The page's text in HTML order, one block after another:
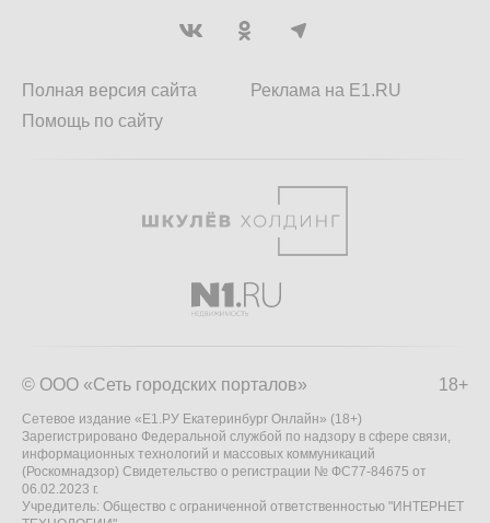
Полная версия сайта
Помощь по сайту
Реклама на E1.RU
18+
© ООО «Сеть городских порталов»
Сетевое издание «Е1.РУ Екатеринбург Онлайн» (18+)
Зарегистрировано Федеральной службой по надзору в сфере связи,
информационных технологий и массовых коммуникаций
(Роскомнадзор) Свидетельство о регистрации № ФС77-84675 от
06.02.2023 г.
Учредитель: Общество с ограниченной ответственностью "ИНТЕРНЕТ